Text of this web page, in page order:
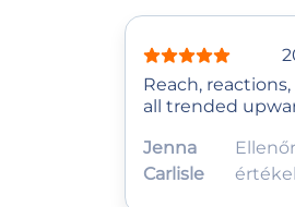
Reach,
all trended
Jenna
Carlisle